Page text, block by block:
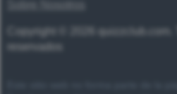
Copyright © 2026 quizzclub.com.
reservados